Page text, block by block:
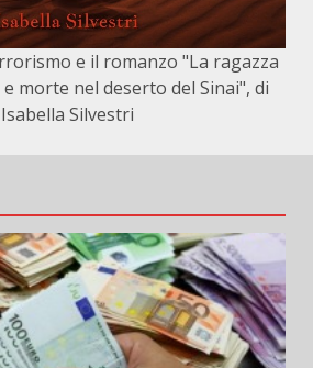
e il romanzo "La ragazza
morte nel deserto del Sinai", di
Isabella Silvestri